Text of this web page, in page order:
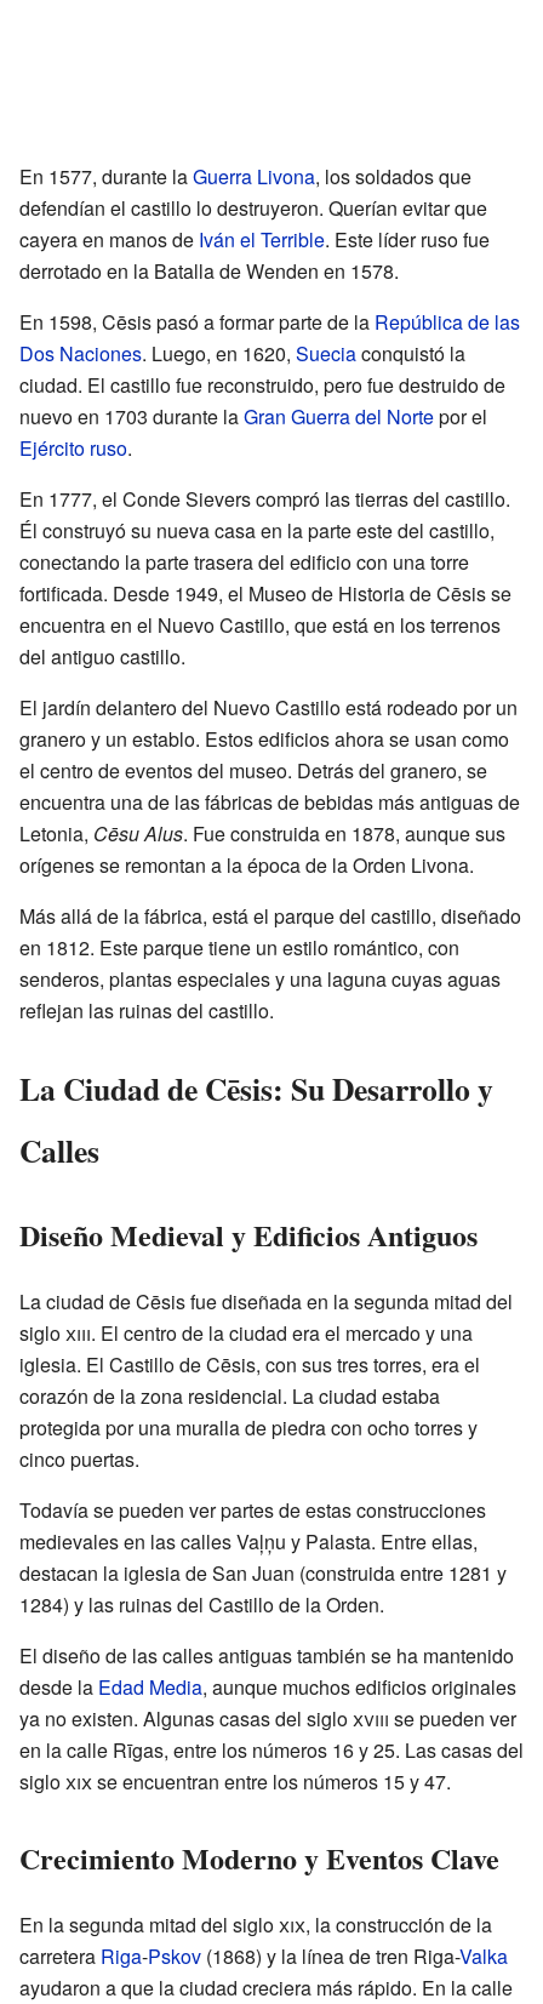
En 1577, durante laGuerra Livona, los soldados que
defendían el castillo lo destruyeron. Querían evitar que
cayera en manos de Iván el Terrible. Este líder ruso fue
derrotado en la Batalla de Wenden en 1578.
En 1598, Cēsis pasó a formar parte de la República de las
Dos Naciones. Luego, en 1620, Sueciaconquistó la
ciudad. El castillo fue reconstruido, pero fue destruido de
nuevo en 1703 durante laGran Guerra del Nortepor el
Ejército ruso.
En 1777, el Conde Sievers compró las tierras del castillo.
Él construyó su nueva casa en la parte este del castillo,
conectando la parte trasera del edificio con una torre
fortificada. Desde 1949, el Museo de Historia de Cēsis se
encuentra en el Nuevo Castillo, que está en los terrenos
del antiguo castillo.
El jardín delantero del Nuevo Castillo está rodeado por un
granero y un establo. Estos edificios ahora se usan como
el centro de eventos del museo. Detrás del granero, se
encuentra una de las fábricas de bebidas más antiguas de
Letonia, Cēsu Alus. Fue construida en 1878, aunque sus
orígenes se remontan a la época de la Orden Livona.
Más allá de la fábrica, está el parque del castillo, diseñado
en 1812. Este parque tiene un estilo romántico, con
senderos, plantas especiales y una laguna cuyas aguas
reflejan las ruinas del castillo.
La Ciudad de Cēsis: Su Desarrollo y
Calles
Diseño Medieval y Edificios Antiguos
La ciudad de Cēsis fue diseñada en la segunda mitad del
sigloxiii. El centro de la ciudad era el mercado y una
iglesia. El Castillo de Cēsis, con sus tres torres, era el
corazón de la zona residencial. La ciudad estaba
protegida por una muralla de piedra con ocho torres y
cinco puertas.
Todavía se pueden ver partes de estas construcciones
medievales en las calles Vaļņu y Palasta. Entre ellas,
destacan la iglesia de San Juan (construida entre 1281 y
1284) y las ruinas del Castillo de la Orden.
El diseño de las calles antiguas también se ha mantenido
desde la Edad Media, aunque muchos edificios originales
ya no existen. Algunas casas del sigloxviii se pueden ver
en la calle Rīgas, entre los números 16 y 25. Las casas del
sigloxixse encuentran entre los números 15 y 47.
Crecimiento Moderno y Eventos Clave
En la segunda mitad del sigloxix, la construcción de la
carretera Riga-Pskov (1868) y la línea de tren Riga-Valka
ayudaron a que la ciudad creciera más rápido. En la calle